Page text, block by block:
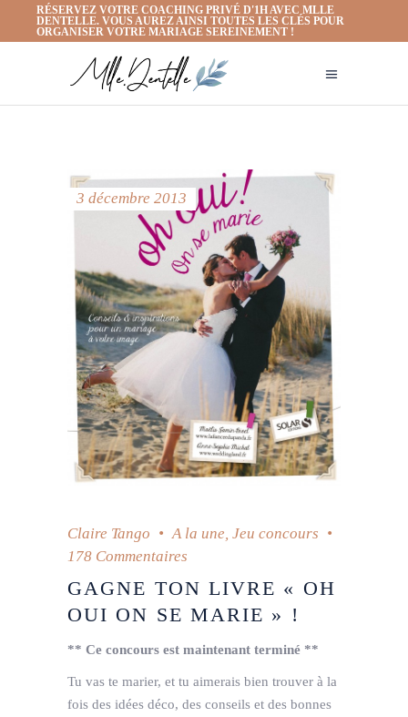
RÉSERVEZ VOTRE COACHING PRIVÉ D'1H AVEC MLLE
DENTELLE. VOUS AUREZ AINSI TOUTES LES CLÉS POUR
ORGANISER VOTRE MARIAGE SEREINEMENT !
3 décembre 2013
Claire Tango A la une, Jeu concours
178 Commentaires
GAGNE TON LIVRE « OH
OUI ON SE MARIE » !
** Ce concours est maintenant terminé **
Tu vas te marier, et tu aimerais bien trouver à la
fois des idées déco, des conseils et des bonnes